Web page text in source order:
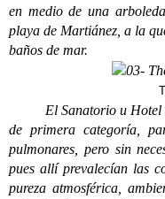
en medio de una
playa de Martiánez, a la
baños de mar.
El Sanatorio u Hotel
de primera categoría,
pulmonares, pero sin
pues allí prevalecían las
pureza atmosférica,